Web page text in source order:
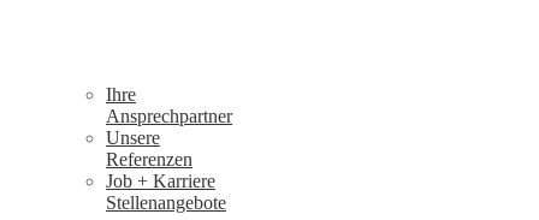
Ihre
Ansprechpartner
Unsere
Referenzen
Job + Karriere
Stellenangebote